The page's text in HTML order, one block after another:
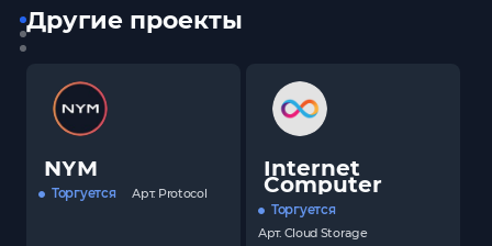
Другие проекты
NYM
Торгуется Арт. Protocol
Internet
Computer
Торгуется
Арт. Cloud Storage